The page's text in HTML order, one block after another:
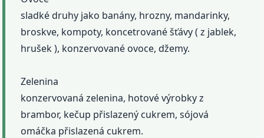
sladké druhy jako banány, hrozny, mandarinky,
broskve, kompoty, koncetrované šťávy ( z jablek,
hrušek ), konzervované ovoce, džemy.
Zelenina
konzervovaná zelenina, hotové výrobky z
brambor, kečup přislazený cukrem, sójová
omáčka přislazená cukrem.